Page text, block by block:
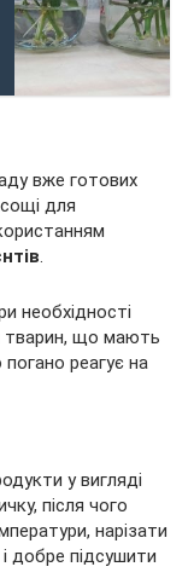
вже готових
для
.
необхідності
тварин, що мають
реагує на
у вигляді
після чого
нарізати
добре підсушити